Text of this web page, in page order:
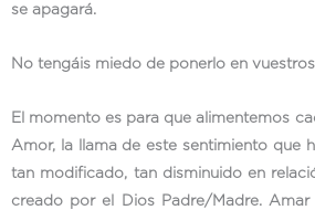
se apagará.
No tengáis miedo de ponerlo en
El momento es para que alimentemos
Amor, la llama de este sentimiento que
tan modificado, tan disminuido en
creado por el Dios Padre/Madre.